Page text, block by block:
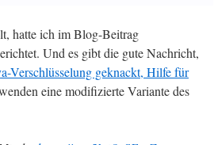
hatte ich im Blog-Beitrag
Und es gibt die gute Nachricht,
Verschlüsselung geknackt, Hilfe für
eine modifizierte Variante des